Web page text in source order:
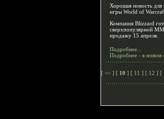
Хорошая новость для
игры World of
Компания Blizzard
сверхпопулярной
продажу 15 апреля.
Подробнее...
Подробнее - в новом
[ << ] [ 10 ] [ 11 ] [ 12 ] [